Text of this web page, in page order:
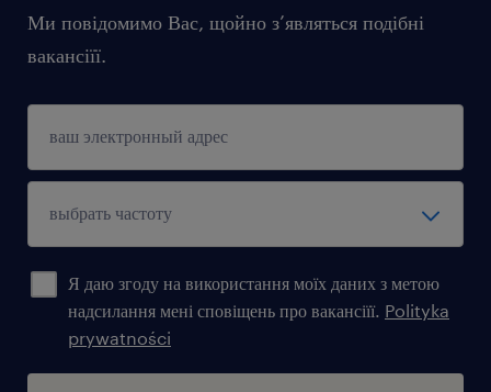
Ми повідомимо Вас, щойно з’являться подібні
вакансіїї.
Я даю згоду на використання моїх даних з метою
надсилання мені сповіщень про вакансіїї. Polityka
prywatności